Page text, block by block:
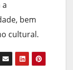
bem
cultural.